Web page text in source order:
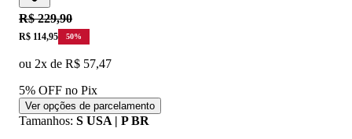
Original price:
R$ 229,90
Price:
R$ 114,95 50%
ou 2x de R$ 57,47
5% OFF no Pix
Ver opções de parcelamento
Tamanhos: S USA | P BR